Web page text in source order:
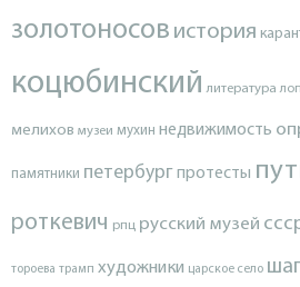
золотоносов история
коцюбинский литература
мелихов музеи мухин недвижимость
памятники петербургпротесты
роткевич рпц русский музей
тороева трамп художники царское село